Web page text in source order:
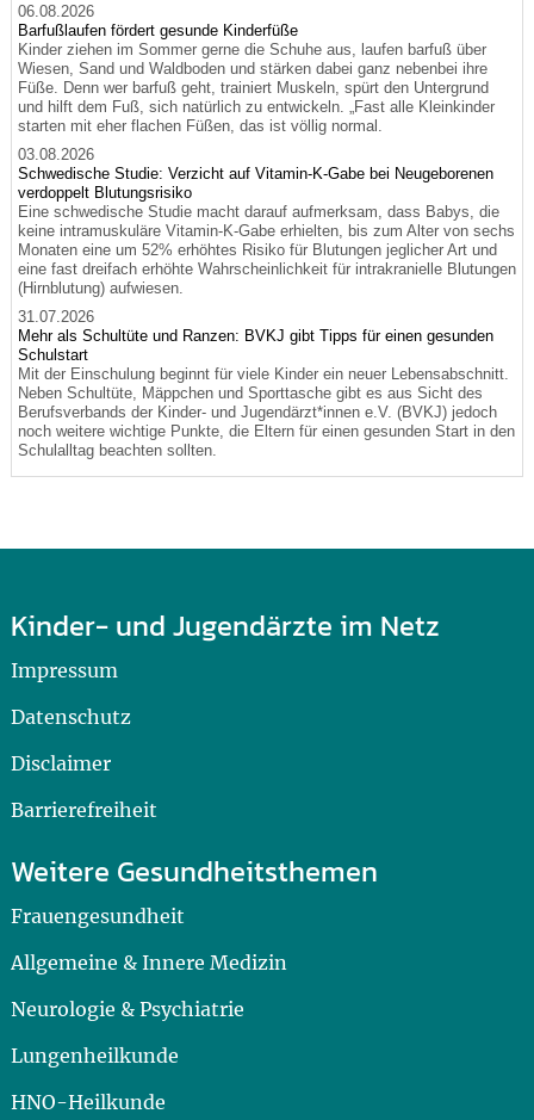
06.08.2026
Barfußlaufen fördert gesunde Kinderfüße
Kinder ziehen im Sommer gerne die Schuhe aus, laufen barfuß über
Wiesen, Sand und Waldboden und stärken dabei ganz nebenbei ihre
Füße. Denn wer barfuß geht, trainiert Muskeln, spürt den Untergrund
und hilft dem Fuß, sich natürlich zu entwickeln. „Fast alle Kleinkinder
starten mit eher flachen Füßen, das ist völlig normal.
03.08.2026
Schwedische Studie: Verzicht auf Vitamin-K-Gabe bei Neugeborenen
verdoppelt Blutungsrisiko
Eine schwedische Studie macht darauf aufmerksam, dass Babys, die
keine intramuskuläre Vitamin-K-Gabe erhielten, bis zum Alter von sechs
Monaten eine um 52% erhöhtes Risiko für Blutungen jeglicher Art und
eine fast dreifach erhöhte Wahrscheinlichkeit für intrakranielle Blutungen
(Hirnblutung) aufwiesen.
31.07.2026
Mehr als Schultüte und Ranzen: BVKJ gibt Tipps für einen gesunden
Schulstart
Mit der Einschulung beginnt für viele Kinder ein neuer Lebensabschnitt.
Neben Schultüte, Mäppchen und Sporttasche gibt es aus Sicht des
Berufsverbands der Kinder- und Jugendärzt*innen e.V. (BVKJ) jedoch
noch weitere wichtige Punkte, die Eltern für einen gesunden Start in den
Schulalltag beachten sollten.
Kinder- und Jugendärzte im Netz
Impressum
Datenschutz
Disclaimer
Barrierefreiheit
Weitere Gesundheitsthemen
Frauengesundheit
Allgemeine & Innere Medizin
Neurologie & Psychiatrie
Lungenheilkunde
HNO-Heilkunde